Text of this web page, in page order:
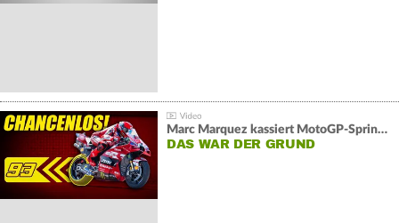
Marc Marquez kassiert MotoGP-Sprint-Schlappe:
DAS WAR DER GRUND